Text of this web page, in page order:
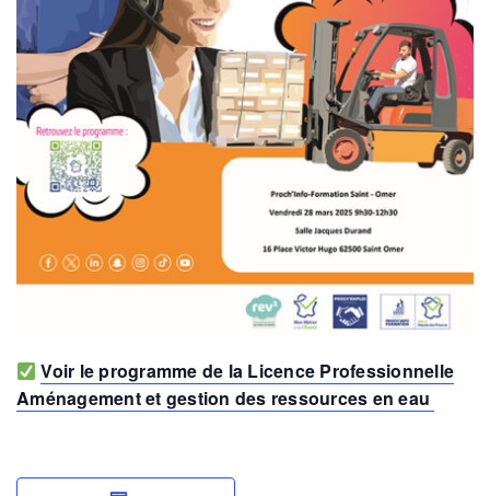
Voir le programme de la Licence Professionnelle
Aménagement et gestion des ressources en eau